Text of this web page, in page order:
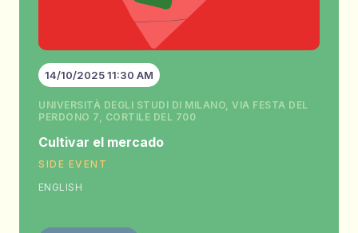
14/10/2025 11:30 AM
UNIVERSITÀ DEGLI STUDI DI MILANO, VIA FESTA DEL
PERDONO 7, CORTILE DEL 700
Cultivar el mercado
SIDE EVENT
ENGLISH